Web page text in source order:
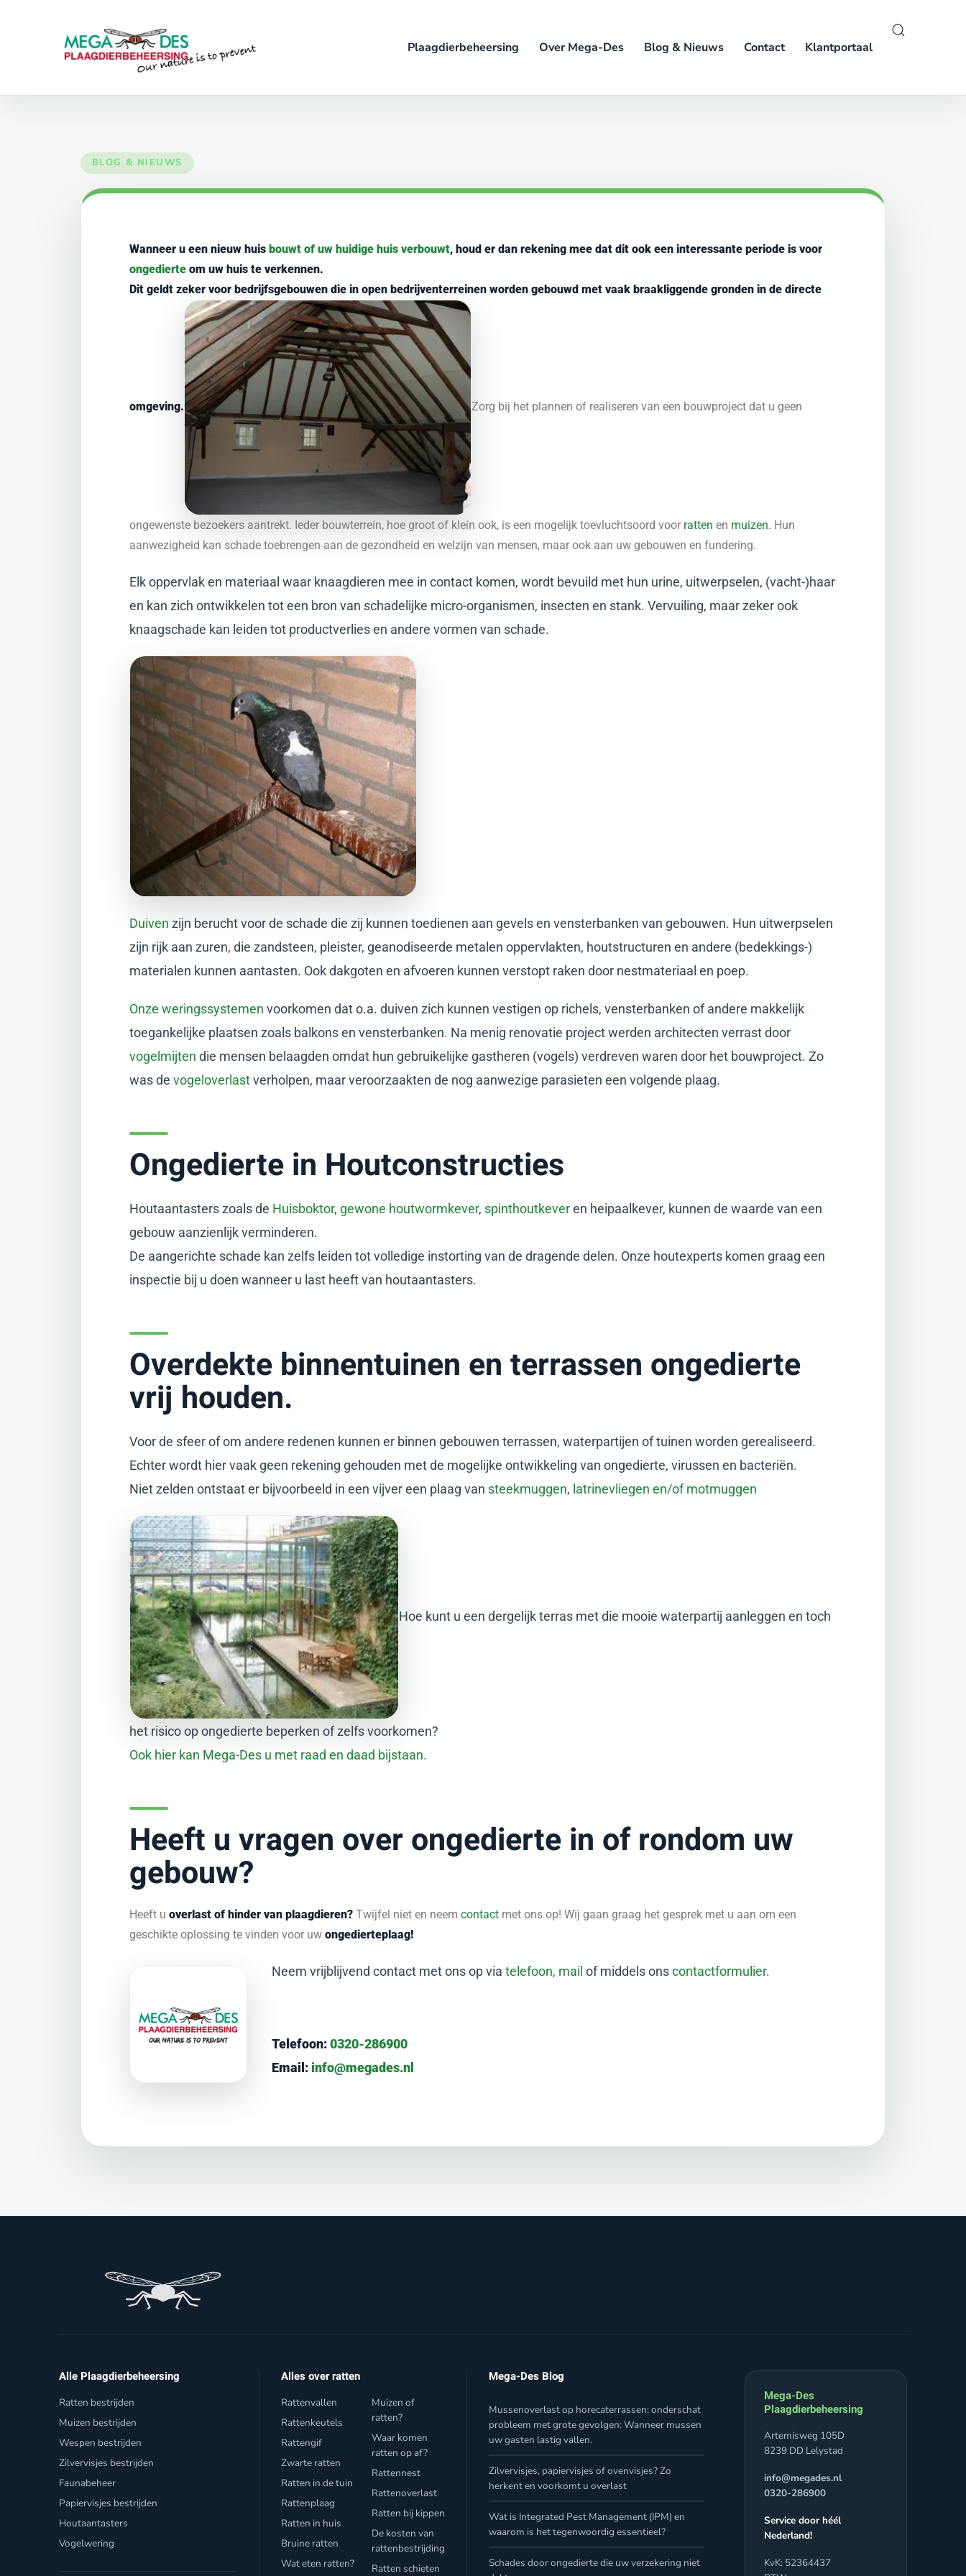
Skip to main content Plaagdierbeheersing Over Mega-Des Blog & Nieuws Contact Klantportaal
Wanneer u een nieuw huisbouwt of uw huidige huis verbouwt, houd er dan rekening mee dat dit ook een interessante periode is voor
ongedierte om uw huis te verkennen.
Dit geldt zeker voor bedrijfsgebouwen die in open bedrijventerreinen worden gebouwd met vaak braakliggende gronden in de directe
omgeving. Zorg bij het plannen of realiseren van een bouwproject dat u geen
ongewenste bezoekers aantrekt. Ieder bouwterrein, hoe groot of klein ook, is een mogelijk toevluchtsoord voor ratten en muizen. Hun
aanwezigheid kan schade toebrengen aan de gezondheid en welzijn van mensen, maar ook aan uw gebouwen en fundering.
Elk oppervlak en materiaal waar knaagdieren mee in contact komen, wordt bevuild met hun urine, uitwerpselen, (vacht-)haar
en kan zich ontwikkelen tot een bron van schadelijke micro-organismen, insecten en stank. Vervuiling, maar zeker ook
knaagschade kan leiden tot productverlies en andere vormen van schade.
Duivenzijn berucht voor de schade die zij kunnen toedienen aan gevels en vensterbanken van gebouwen. Hun uitwerpselen
zijn rijk aan zuren, die zandsteen, pleister, geanodiseerde metalen oppervlakten, houtstructuren en andere (bedekkings-)
materialen kunnen aantasten. Ook dakgoten en afvoeren kunnen verstopt raken door nestmateriaal en poep.
Onze weringssystemen voorkomen dat o.a. duiven zich kunnen vestigen op richels, vensterbanken of andere makkelijk
toegankelijke plaatsen zoals balkons en vensterbanken. Na menig renovatie project werden architecten verrast door
vogelmijten die mensen belaagden omdat hun gebruikelijke gastheren (vogels) verdreven waren door het bouwproject. Zo
was devogeloverlastverholpen, maar veroorzaakten de nog aanwezige parasieten een volgende plaag.
Ongedierte in Houtconstructies
Houtaantasters zoals de Huisboktor, gewone houtwormkever, spinthoutkeveren heipaalkever, kunnen de waarde van een
gebouw aanzienlijk verminderen.
De aangerichte schade kan zelfs leiden tot volledige instorting van de dragende delen. Onze houtexperts komen graag een
inspectie bij u doen wanneer u last heeft van houtaantasters.
Overdekte binnentuinen en terrassen ongedierte
vrij houden.
Voor de sfeer of om andere redenen kunnen er binnen gebouwen terrassen, waterpartijen of tuinen worden gerealiseerd.
Echter wordt hier vaak geen rekening gehouden met de mogelijke ontwikkeling van ongedierte, virussen en bacteriën.
Niet zelden ontstaat er bijvoorbeeld in een vijver een plaag van steekmuggen, latrinevliegen en/of motmuggen
Hoe kunt u een dergelijk terras met die mooie waterpartij aanleggen en toch
het risico op ongedierte beperken of zelfs voorkomen?
Ook hier kan Mega-Des u met raad en daad bijstaan.
Heeft u vragen over ongedierte in of rondom uw
gebouw?
Heeft uoverlast of hinder van plaagdieren? Twijfel niet en neemcontact met ons op! Wij gaan graag het gesprek met u aan om een
geschikte oplossing te vinden voor uwongedierteplaag!
Neem vrijblijvend contact met ons op viatelefoon, mail of middels onscontactformulier.
Telefoon:0320-286900
Email:info@megades.nl
Alle Plaagdierbeheersing
Ratten bestrijden
Muizen bestrijden
Wespen bestrijden
Zilvervisjes bestrijden
Faunabeheer
Papiervisjes bestrijden
Houtaantasters
Vogelwering
Alles over ratten
Rattenvallen
Rattenkeutels
Rattengif
Zwarte ratten
Ratten in de tuin
Rattenplaag
Ratten in huis
Bruine ratten
Wat eten ratten?
Muizen of
ratten?
Waar komen
ratten op af?
Rattennest
Rattenoverlast
Ratten bij kippen
De kosten van
rattenbestrijding
Ratten schieten
Mega-Des Blog
Mussenoverlast op horecaterrassen: onderschat
probleem met grote gevolgen: Wanneer mussen
uw gasten lastig vallen.
Zilvervisjes, papiervisjes of ovenvisjes? Zo
herkent en voorkomt u overlast
Wat is Integrated Pest Management (IPM) en
waarom is het tegenwoordig essentieel?
Schades door ongedierte die uw verzekering niet
Mega-Des
Plaagdierbeheersing
Artemisweg 105D
8239 DD Lelystad
info@megades.nl
0320-286900
Service door héél
Nederland!
KvK: 52364437